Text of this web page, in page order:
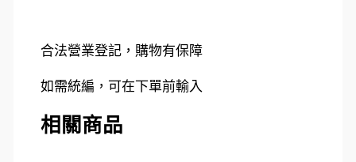
合法營業登記，購物有保障
如需統編，可在下單前輸入
相關商品